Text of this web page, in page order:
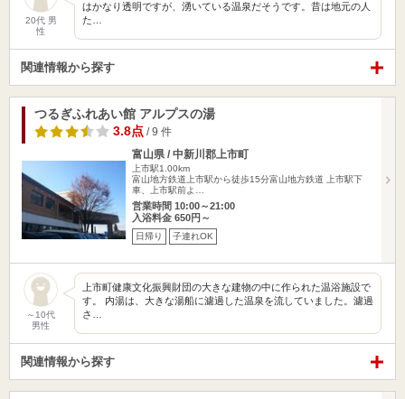
20代 男
性
はかなり透明ですが、湧いている温泉だそうです。昔は地元の人
た…
関連情報から探す
つるぎふれあい館 アルプスの湯
3.8点 / 9 件
富山県 / 中新川郡上市町
上市駅1.00km
富山地方鉄道上市駅から徒歩15分富山地方鉄道 上市駅下
車、上市駅前よ…
営業時間 10:00～21:00
入浴料金 650円～
日帰り 子連れOK
～10代
男性
上市町健康文化振興財団の大きな建物の中に作られた温浴施設で
す。 内湯は、大きな湯船に濾過した温泉を流していました。濾過
さ…
関連情報から探す